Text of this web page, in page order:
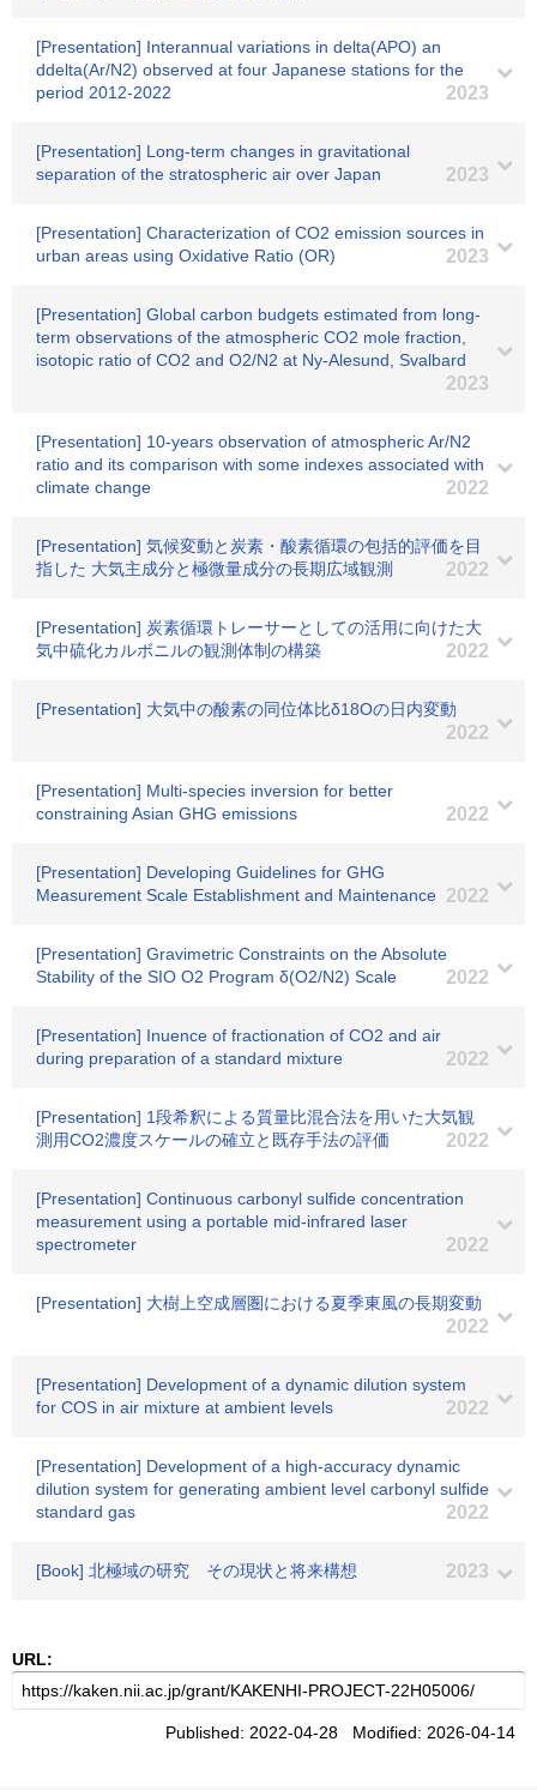
[Presentation] Interannual variations in delta(APO) an
ddelta(Ar/N2) observed at four Japanese stations for the
period 2012-2022
2023
[Presentation] Long-term changes in gravitational
separation of the stratospheric air over Japan
2023
[Presentation] Characterization of CO2 emission sources in
urban areas using Oxidative Ratio (OR)
2023
[Presentation] Global carbon budgets estimated from long-
term observations of the atmospheric CO2 mole fraction,
isotopic ratio of CO2 and O2/N2 at Ny-Alesund, Svalbard
2023
[Presentation] 10-years observation of atmospheric Ar/N2
ratio and its comparison with some indexes associated with
climate change
2022
[Presentation] 気候変動と炭素・酸素循環の包括的評価を目
指した 大気主成分と極微量成分の長期広域観測
2022
[Presentation] 炭素循環トレーサーとしての活用に向けた大
気中硫化カルボニルの観測体制の構築
2022
[Presentation] 大気中の酸素の同位体比δ18Oの日内変動
2022
[Presentation] Multi-species inversion for better
constraining Asian GHG emissions
2022
[Presentation] Developing Guidelines for GHG
Measurement Scale Establishment and Maintenance 2022
[Presentation] Gravimetric Constraints on the Absolute
Stability of the SIO O2 Program δ(O2/N2) Scale
2022
[Presentation] Inuence of fractionation of CO2 and air
during preparation of a standard mixture
2022
[Presentation] 1段希釈による質量比混合法を用いた大気観
測用CO2濃度スケールの確立と既存手法の評価
2022
[Presentation] Continuous carbonyl sulfide concentration
measurement using a portable mid-infrared laser
spectrometer
2022
[Presentation] 大樹上空成層圏における夏季東風の長期変動
2022
[Presentation] Development of a dynamic dilution system
for COS in air mixture at ambient levels
2022
[Presentation] Development of a high-accuracy dynamic
dilution system for generating ambient level carbonyl sulfide
standard gas
2022
[Book] 北極域の研究 その現状と将来構想 2023
URL:
Published: 2022-04-28 Modified: 2026-04-14